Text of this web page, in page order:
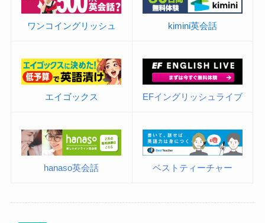
ワンコイングリッシュ kimini英会話
エイゴックス EFイングリッシュライブ
hanaso英会話 ベストティーチャー